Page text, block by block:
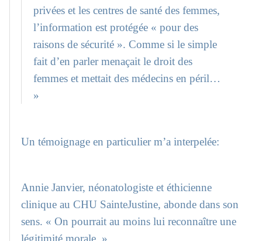
privées et les centres de santé des femmes,
l’information est protégée « pour des
raisons de sécurité ». Comme si le simple
fait d’en parler menaçait le droit des
femmes et mettait des médecins en péril…
»
Un témoignage en particulier m’a interpelée:
Annie Janvier, néonatologiste et éthi­cienne
clinique au CHU Sainte­Justine, abonde dans son
sens. « On pourrait au moins lui reconnaître une